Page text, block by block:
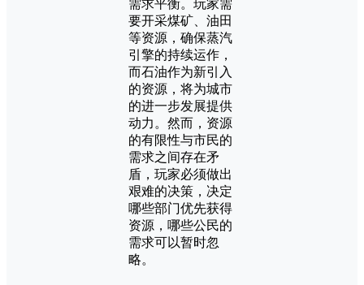
需求平衡。玩家需
要开采煤矿、油田
等资源，确保蒸汽
引擎的持续运作，
而石油作为新引入
的资源，将为城市
的进一步发展提供
动力。然而，资源
的有限性与市民的
需求之间存在矛
盾，玩家必须做出
艰难的决策，决定
哪些部门优先获得
资源，哪些公民的
需求可以暂时忽
略。